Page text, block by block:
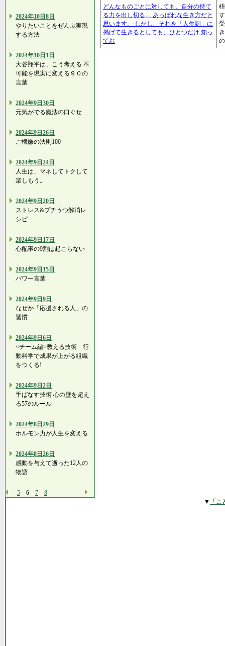
2024年10日8日
やりたいことをぜんぶ実現
する方法
2024年10日1日
大谷翔平は、こう考える 不
可能を現実に変える９０の
言葉
2024年9日30日
元気がでる魔法の口ぐせ
2024年9日26日
ご機嫌の法則100
2024年9日24日
人生は、マネしてトクして
楽しもう。
2024年9日20日
ストレス&プチうつ解消レ
シピ
2024年9日17日
心配事の9割は起こらない
2024年9日15日
パワー言葉
2024年9日9日
なぜか「応援される人」の
習慣
2024年9日6日
<チーム編>教える技術 行
動科学で成果が上がる組織
をつくる!
2024年9日2日
手ばなす技術 心の壁を超え
る57のルール
2024年8日29日
ホルモン力が人生を変える
2024年8日26日
感動を与えて逝った12人の
物語
5 6 7 8
どんなものごとに対しても、自分の持て
る力を出し切る… あっぱれな生き方だと
思います。 しかし、それを「人生訓」に
掲げて生きるとしても、ひとつだけ 知っ
てお
の
▼ 「